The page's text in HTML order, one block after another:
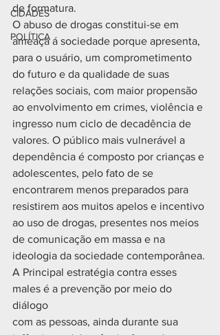
CIDADES
POLÍTICA
de formatura.
O abuso de drogas constitui-se em
ameaça á sociedade porque apresenta,
para o usuário, um comprometimento
do futuro e da qualidade de suas
relações sociais, com maior propensão
ao envolvimento em crimes, violência e
ingresso num ciclo de decadência de
valores. O público mais vulnerável a
dependência é composto por crianças e
adolescentes, pelo fato de se
encontrarem menos preparados para
resistirem aos muitos apelos e incentivo
ao uso de drogas, presentes nos meios
de comunicação em massa e na
ideologia da sociedade contemporânea.
A Principal estratégia contra esses
males é a prevenção por meio do
diálogo
com as pessoas, ainda durante sua